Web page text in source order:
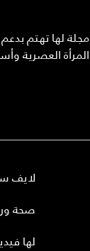
مجلة لها تهتم
المرأة العصرية
لايف
صحة
لها